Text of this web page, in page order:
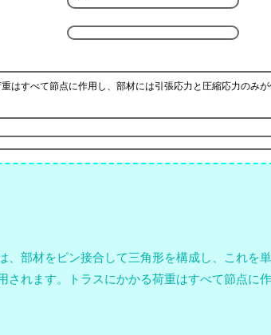
はすべて節点に作用し、部材には引張応力と圧縮応力のみが
部材をピン接合して三角形を構成し、これを
されます。トラスにかかる荷重はすべて節点に